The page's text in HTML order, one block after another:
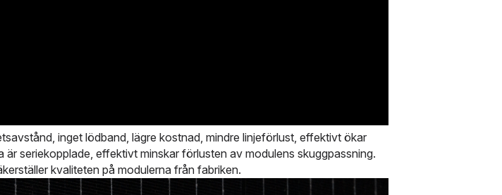
inget lödband, lägre kostnad, mindre linjeförlust, effektivt ökar
seriekopplade, effektivt minskar förlusten av modulens skuggpassning.
kvaliteten på modulerna från fabriken.